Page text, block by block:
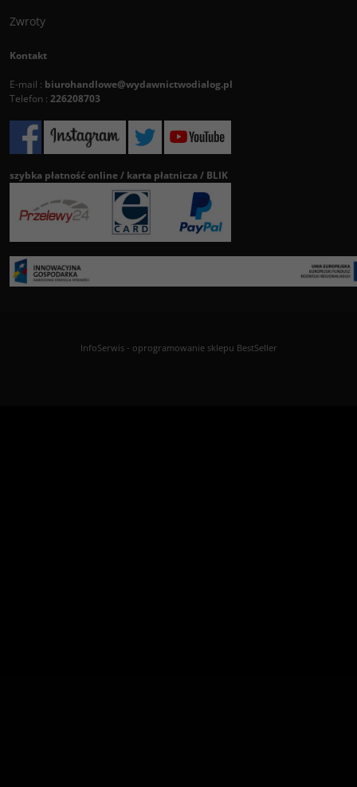
Zwroty
Kontakt
E-mail : biurohandlowe@wydawnictwodialog.pl
Telefon : 226208703
szybka płatność online / karta płatnicza / BLIK
InfoSerwis- oprogramowanie sklepu BestSeller